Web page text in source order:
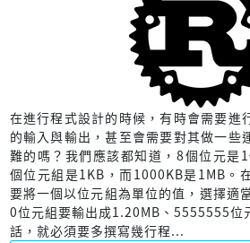
在進行程式設計的時候，有時會需要進
的輸入與輸出，甚至會需要對其做一些
難的嗎？我們應該都知道，8個位元是
個位元組是1KB，而1000KB是1MB。
要將一個以位元組為單位的值，選擇適
0位元組要輸出成1.20MB、5555555位
話，就必須要多撰寫幾行程...